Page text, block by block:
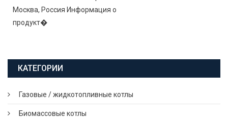
Москва, Россия Информация о
продукт�
КАТЕГОРИИ
Газовые / жидкотопливные котлы
Биомассовые котлы